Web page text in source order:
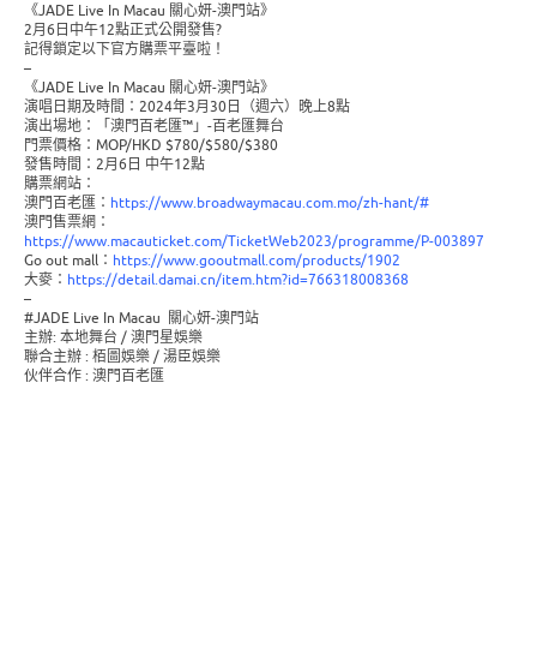
《JADE Live In Macau 關心妍-澳門站》
2月6日中午12點正式公開發售?
記得鎖定以下官方購票平臺啦！
–
《JADE Live In Macau 關心妍-澳門站》
演唱日期及時間：2024年3月30日（週六）晚上8點
演出場地：「澳門百老匯™」-百老匯舞台
門票價格：MOP/HKD $780/$580/$380
發售時間：2月6日 中午12點
購票網站：
澳門百老匯： https://www.broadwaymacau.com.mo/zh-hant/#
澳門售票網：
https://www.macauticket.com/TicketWeb2023/programme/P-003897
Go out mall： https://www.gooutmall.com/products/1902
大麥： https://detail.damai.cn/item.htm?id=766318008368
–
#JADE Live In Macau 關心妍-澳門站
主辦: 本地舞台 / 澳門星娛樂
聯合主辦 : 栢圖娛樂 / 湯臣娛樂
伙伴合作 : 澳門百老匯